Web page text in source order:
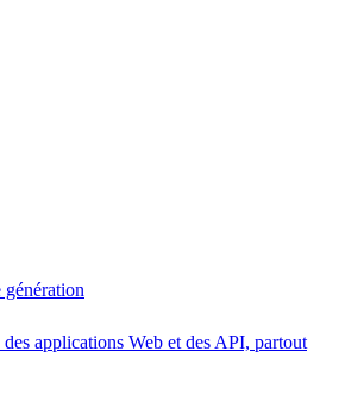
des applications Web et des API, partout